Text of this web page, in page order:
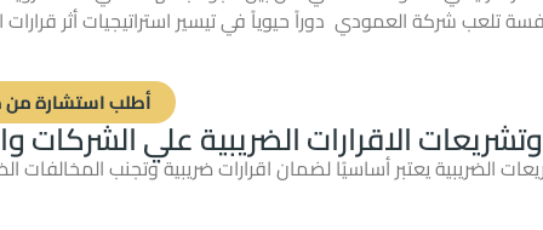
تلعب شركة العمودي دوراً حيوياً في تيسير استراتيجيات أثر
أطلب استشارة من
الاقرارات الضريبية علي الشركات
الضريبيةيعتبر أساسيًا لضمان اقرارات ضريبية وتجنب